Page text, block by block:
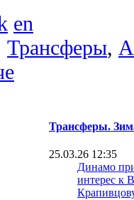
en
Трансферы,
Трансферы.
25.03.26 12:35
Динамо
интерес к